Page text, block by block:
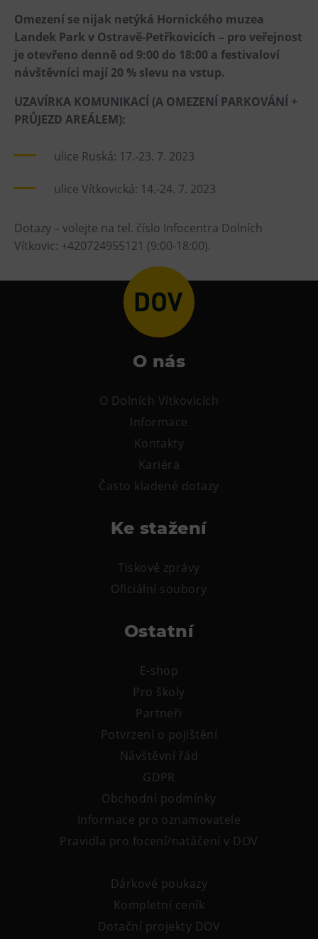
Omezení se nijak netýká Hornického muzea
Landek Park v Ostravě-Petřkovicích – pro veřejnost
je otevřeno denně od 9:00 do 18:00 a festivaloví
návštěvníci mají 20 % slevu na vstup.
UZAVÍRKA KOMUNIKACÍ (A OMEZENÍ PARKOVÁNÍ +
PRŮJEZD AREÁLEM):
ulice Ruská: 17.-23. 7. 2023
ulice Vítkovická: 14.-24. 7. 2023
Dotazy – volejte na tel. číslo Infocentra Dolních
Vítkovic: +420724955121 (9:00-18:00).
O nás
O Dolních Vítkovicích
Informace
Kontakty
Kariéra
Často kladené dotazy
Ke stažení
Tiskové zprávy
Oficiální soubory
Ostatní
E-shop
Pro školy
Partneři
Potvrzení o pojištění
Návštěvní řád
GDPR
Obchodní podmínky
Informace pro oznamovatele
Pravidla pro focení/natáčení v DOV
Dárkové poukazy
Kompletní ceník
Dotační projekty DOV